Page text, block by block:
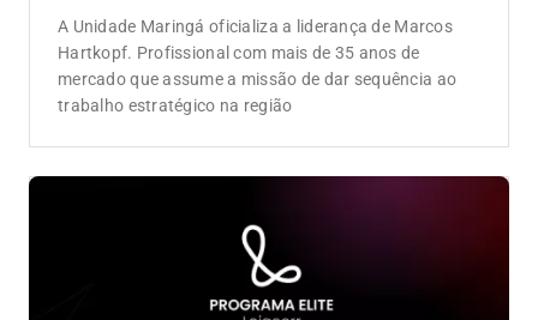
A Unidade Maringá oficializa a liderança de Marcos
Hartkopf. Profissional com mais de 35 anos de
mercado que assume a missão de dar sequência ao
trabalho estratégico na região